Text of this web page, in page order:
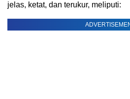
jelas, ketat, dan terukur, meliputi: